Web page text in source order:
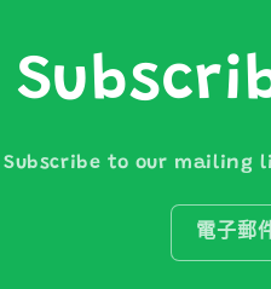
Subscribe to our mailing
電子郵